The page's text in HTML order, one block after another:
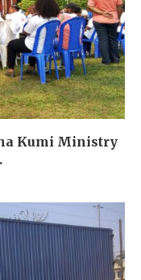
Kumi Ministry